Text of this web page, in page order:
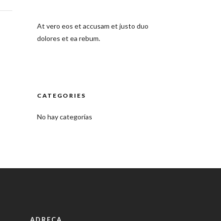
At vero eos et accusam et justo duo
dolores et ea rebum.
CATEGORIES
No hay categorías